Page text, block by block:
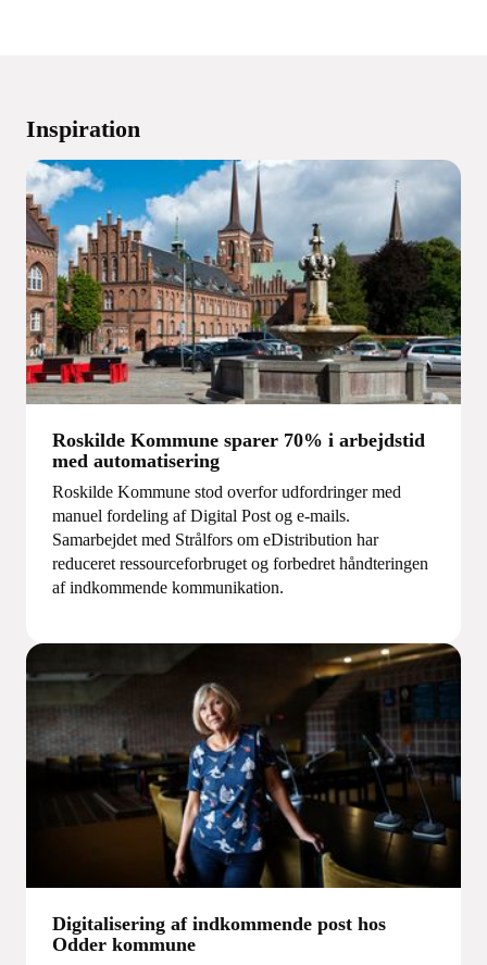
Inspiration
Roskilde Kommune sparer 70% i arbejdstid
med automatisering
Roskilde Kommune stod overfor udfordringer med
manuel fordeling af Digital Post og e-mails.
Samarbejdet med Strålfors om eDistribution har
reduceret ressourceforbruget og forbedret håndteringen
af indkommende kommunikation.
Digitalisering af indkommende post hos
Odder kommune